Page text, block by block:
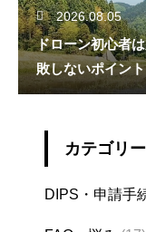
2026.08.05
ドローン初心者
敗しないポイント
カテゴリー
DIPS・申請手